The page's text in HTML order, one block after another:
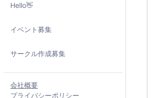
Hello👋
イベント募集
サークル作成募集
会社概要
プライバシーポリシー